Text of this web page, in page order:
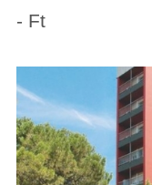
- Ft